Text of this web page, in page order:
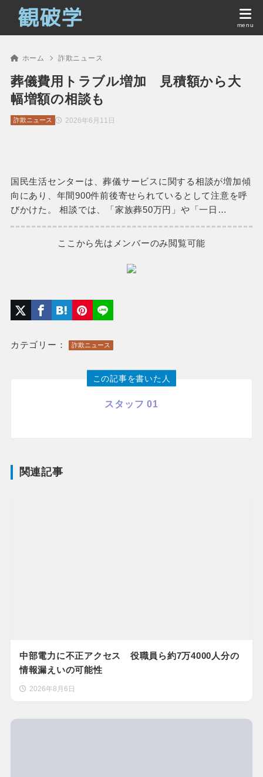
ホーム 詐欺ニュース
葬儀費用トラブル増加 見積額から大
幅増額の相談も
2026年6月11日
詐欺ニュース
国民生活センターは、葬儀サービスに関する相談が増加傾
向にあり、年間900件前後寄せられているとして注意を呼
びかけた。 相談では、「家族葬50万円」や「一日…
ここから先はメンバーのみ閲覧可能
カテゴリー： 詐欺ニュース
この記事を書いた人
スタッフ 01
関連記事
中部電力に不正アクセス 役職員ら約7万4000人分の
情報漏えいの可能性
2026年8月6日